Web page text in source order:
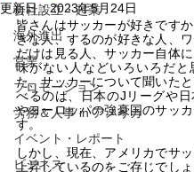
会社設立・起業
海外進出
営業
プロモーション
労務＆人事 in アメリカ
イベント・レポート
ビジネス
更新日：2023年5月24日
皆さんはサッカーが好きです
きな人、するのが好きな人、
だけは見る人、サッカー自体
味がない人などいろいろだと
た、サッカーについて聞いた
べるのは、日本のJリーグや
やヨーロッパの強豪国のサッ
す。
しかし、現在、アメリカでサ
上昇しているのをご存じでし